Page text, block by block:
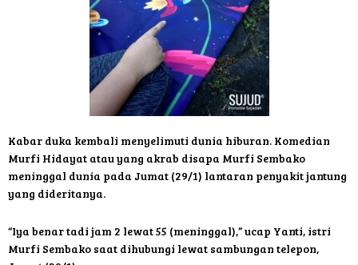
Kabar duka kembali menyelimuti dunia hiburan. Komedian
Murfi Hidayat atau yang akrab disapa Murfi Sembako
meninggal dunia pada Jumat (29/1) lantaran penyakit jantung
yang dideritanya.
“Iya benar tadi jam 2 lewat 55 (meninggal),” ucap Yanti, istri
Murfi Sembako saat dihubungi lewat sambungan telepon,